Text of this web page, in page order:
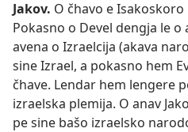
Jakov. O čhavo e
Pokasno o Devel dengja le
avena o Izraelcija (akava
sine Izrael, a pokasno hem
čhave. Lendar hem lengere
izraelska plemija. O anav
pe sine bašo izraelsko